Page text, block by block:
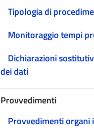
Tipologia di
Monitoraggio tempi
Dichiarazioni
dei dati
Provvedimenti
Provvedimenti